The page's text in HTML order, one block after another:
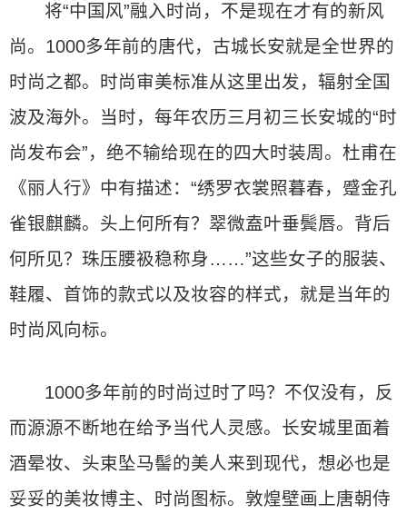
将“中国风”融入时尚，不是现在才有的新风
尚。1000多年前的唐代，古城长安就是全世界的
时尚之都。时尚审美标准从这里出发，辐射全国
波及海外。当时，每年农历三月初三长安城的“时
尚发布会”，绝不输给现在的四大时装周。杜甫在
《丽人行》中有描述：“绣罗衣裳照暮春，蹙金孔
雀银麒麟。头上何所有？翠微盍叶垂鬓唇。背后
何所见？珠压腰衱稳称身……”这些女子的服装、
鞋履、首饰的款式以及妆容的样式，就是当年的
时尚风向标。
1000多年前的时尚过时了吗？不仅没有，反
而源源不断地在给予当代人灵感。长安城里面着
酒晕妆、头束坠马髻的美人来到现代，想必也是
妥妥的美妆博主、时尚图标。敦煌壁画上唐朝侍